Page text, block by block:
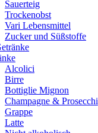
Sauerteig
Trockenobst
Vari Lebensmittel
Zucker und Süßstoffe
Alcolici
Birre
Bottiglie Mignon
Champagne & Prosecchi
Grappe
Latte